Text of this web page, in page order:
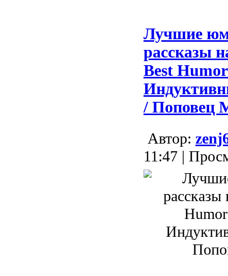
Лучшие
рассказы
Best
/ Поповец
Aвтор:
11:47 |